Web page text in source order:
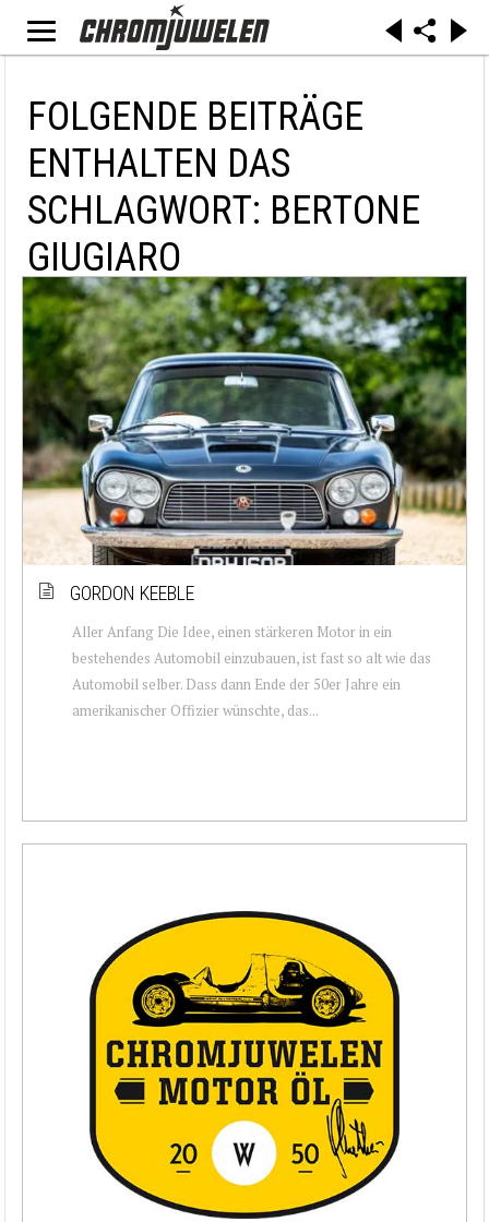
FOLGENDE BEITRÄGE
ENTHALTEN DAS
SCHLAGWORT: BERTONE
GIUGIARO
GORDON KEEBLE
Aller Anfang Die Idee, einen stärkeren Motor in ein
bestehendes Automobil einzubauen, ist fast so alt wie das
Automobil selber. Dass dann Ende der 50er Jahre ein
amerikanischer Offizier wünschte, das...